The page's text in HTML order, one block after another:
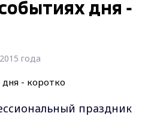
дня -
года
праздник